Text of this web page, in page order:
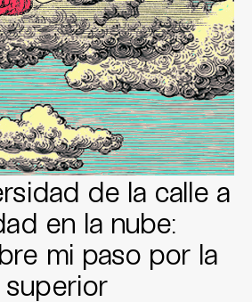
de la calle a
en la nube:
mi paso por la